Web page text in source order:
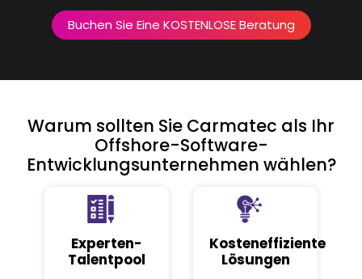
Buchen Sie Eine KOSTENLOSE Beratung
Warum sollten Sie Carmatec als Ihr
Offshore-Software-
Entwicklungsunternehmen wählen?
Experten-
Talentpool
Kosteneffiziente
Lösungen